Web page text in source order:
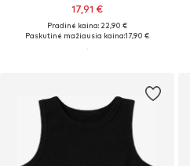
17,91 €
Pradinė kaina: 22,90 €
Paskutinė mažiausia kaina:17,90 €